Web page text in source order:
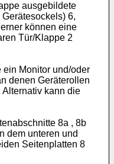
ausgebildete
6,
können eine
Tür/Klappe 2
Monitor und/oder
denen Geräterollen
kann die
8a , 8b
dem unteren und
Seitenplatten 8